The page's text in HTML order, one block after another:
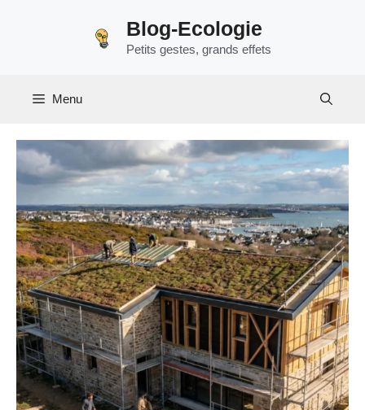
Blog-Ecologie
Petits gestes, grands effets
Menu